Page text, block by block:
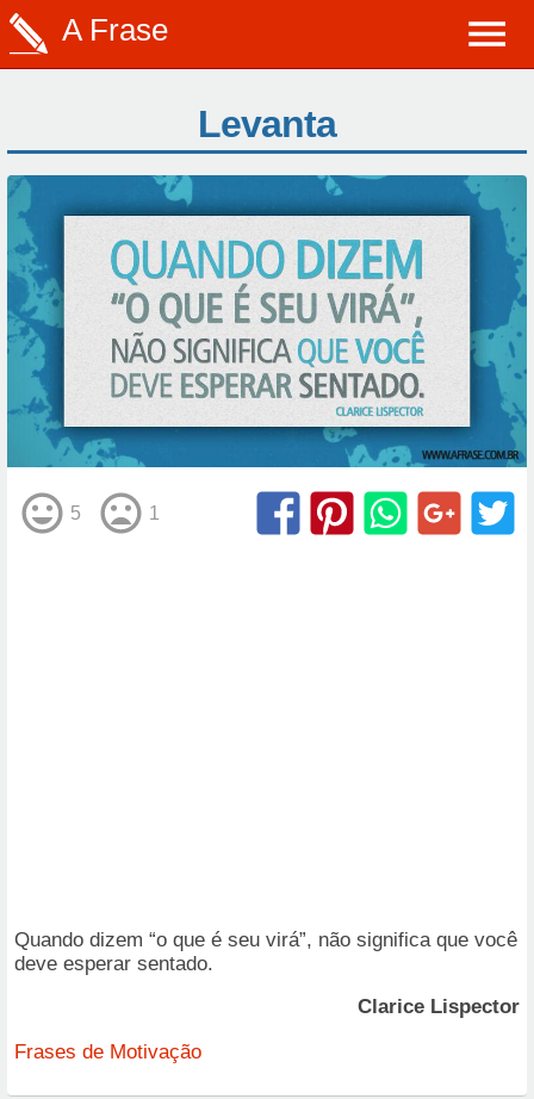
A Frase
Levanta
5 1
Quando dizem “o que é seu virá”, não significa que você
deve esperar sentado.
Clarice Lispector
Frases de Motivação